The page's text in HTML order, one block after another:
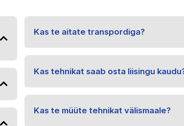
Kas te aitate transpordiga?
Kas tehnikat saab osta liisingu
Kas te müüte tehnikat välismaale?